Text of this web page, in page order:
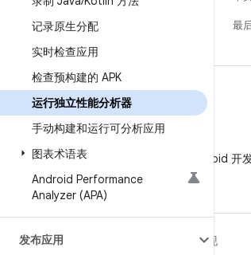
记录原生分配
实时检查应用
检查预构建的 APK
运行独立性能分析器
手动构建和运行可分析应用
图表术语表
Android Performance
Analyzer (APA)
发布应用
最
在微信中关注 Android 开
关于 ANDROID
发现